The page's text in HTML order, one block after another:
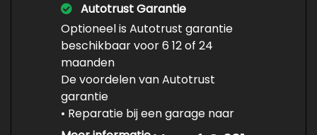
Sportvelgen
Trekhaak elektrisch bedienbaar
Interieur
Achterbank in delen neerklapbaar
Autotrust Garantie
Optioneel is Autotrust garantie
beschikbaar voor 6 12 of 24
maanden
De voordelen van Autotrust
garantie
• Reparatie bij een garage naar
keuze in uw eigen regio